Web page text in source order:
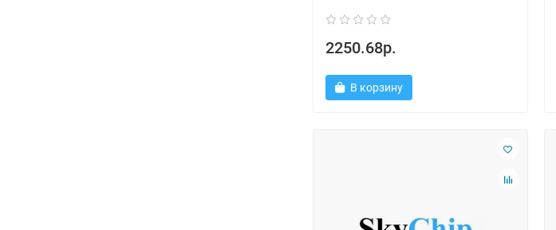
2250.68р.
В корзину